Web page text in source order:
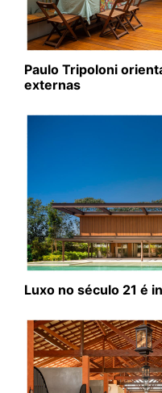
Paulo Tripoloni
externas
Luxo no século 21 é